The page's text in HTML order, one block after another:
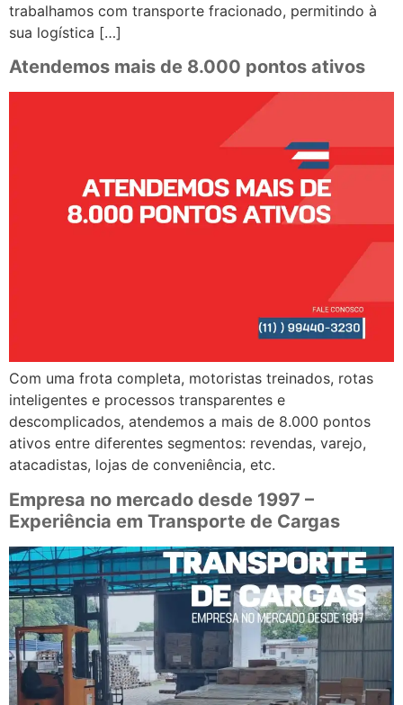
trabalhamos com transporte fracionado, permitindo à
sua logística […]
Atendemos mais de 8.000 pontos ativos
Com uma frota completa, motoristas treinados, rotas
inteligentes e processos transparentes e
descomplicados, atendemos a mais de 8.000 pontos
ativos entre diferentes segmentos: revendas, varejo,
atacadistas, lojas de conveniência, etc.
Empresa no mercado desde 1997 –
Experiência em Transporte de Cargas